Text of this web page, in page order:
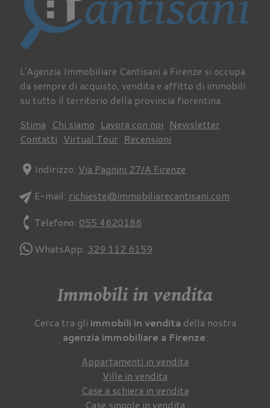
L'Agenzia Immobiliare Cantisani a Firenze si occupa
da sempre di acquisto, vendita e affitto di immobili
su tutto il territorio della provincia fiorentina.
Stima Chi siamo Lavora con noi Newsletter
Contatti Virtual Tour Recensioni
location_on Indirizzo: Via Pagnini 27/A Firenze
sendE-mail: richieste@immobiliarecantisani.com
phoneTelefono: 055 4620186
WhatsApp: 329 112 6159
Immobili in vendita
Cerca tra gli immobili in vendita della nostra
agenzia immobiliare a Firenze:
Appartamenti in vendita
Ville in vendita
Case a schiera in vendita
Case singole in vendita